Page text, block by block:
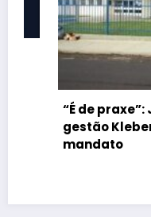
“É de praxe”:
gestão Kleber
mandato